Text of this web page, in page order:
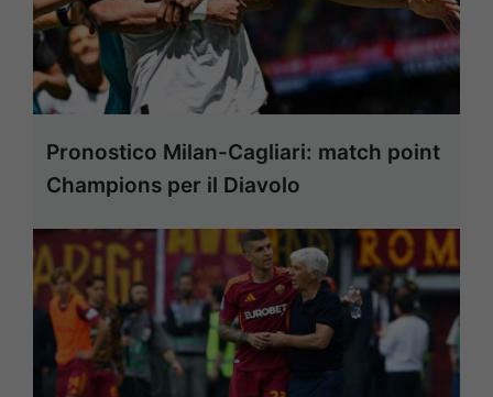
Pronostico Milan-Cagliari: match point
Champions per il Diavolo